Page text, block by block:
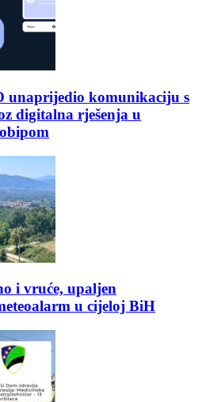
unaprijedio komunikaciju s
digitalna rješenja u
i vruće, upaljen
u cijeloj BiH